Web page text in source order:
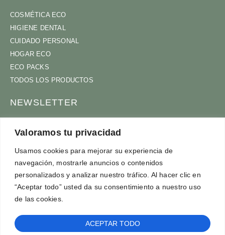
Valoramos tu privacidad
Usamos cookies para mejorar su experiencia de
navegación, mostrarle anuncios o contenidos
personalizados y analizar nuestro tráfico. Al hacer clic en
“Aceptar todo” usted da su consentimiento a nuestro uso
de las cookies.
ACEPTAR TODO
COSMÉTICA ECO
HIGIENE DENTAL
CUIDADO PERSONAL
HOGAR ECO
ECO PACKS
TODOS LOS PRODUCTOS
NEWSLETTER
ACEPTOTÉRMINOS Y CONDICIONES
SUSCRÍBETE